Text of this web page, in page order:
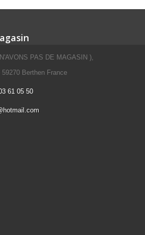
PAS DE MAGASIN ),
Berthen France
61 05 50